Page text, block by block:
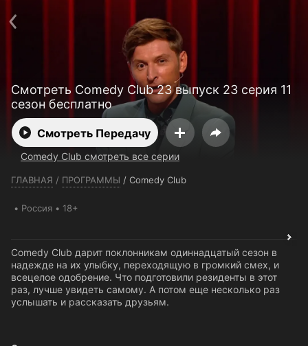
Смотреть Comedy Club 23 выпуск 23 серия 11
сезон бесплатно
Смотреть Передачу
Comedy Club смотреть все серии
ГЛАВНАЯ / ПРОГРАММЫ / Comedy Club
Россия 18+
Comedy Club дарит поклонникам одиннадцатый сезон в
надежде на их улыбку, переходящую в громкий смех, и
всецелое одобрение. Что подготовили резиденты в этот
раз, лучше увидеть самому. А потом еще несколько раз
услышать и рассказать друзьям.
Пользовательское соглашение
Политика конфиденциальности
Открыть приложение